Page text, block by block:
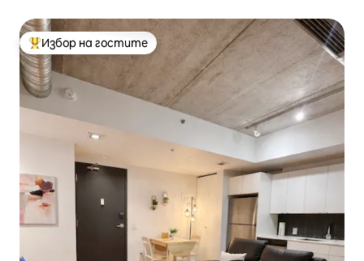
Най-популярен избор на гостите
Избор на гостите